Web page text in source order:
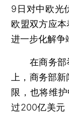
9日对中欧光
欧盟双方应本
进一步化解争
在商务部举
上，商务部
限，也将维
过200亿美元